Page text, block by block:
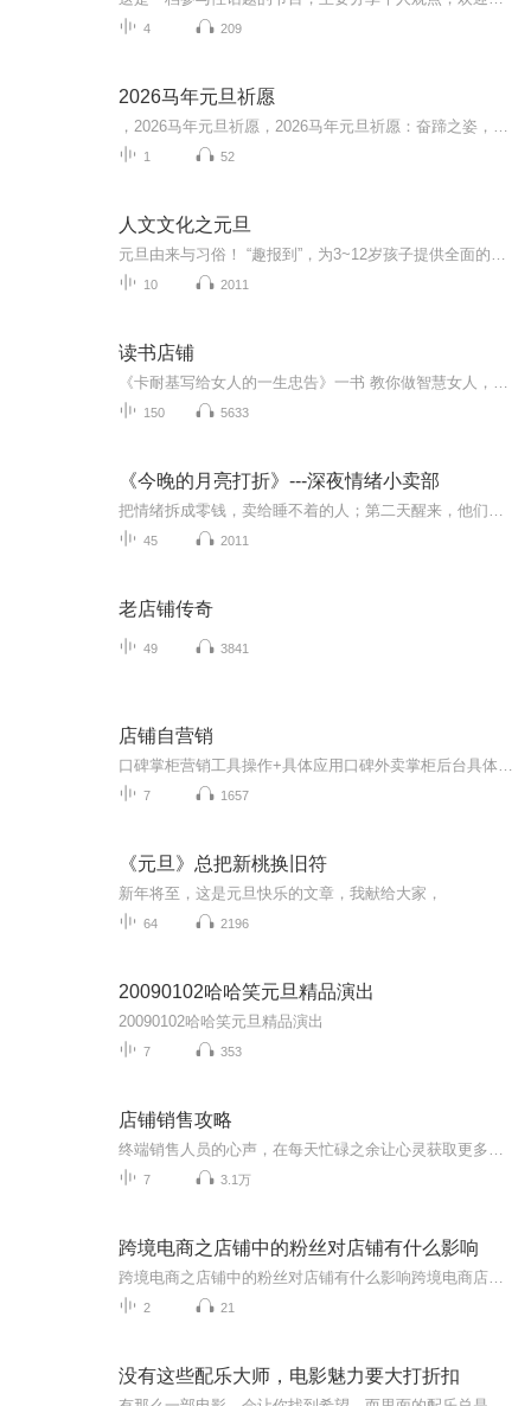
4 209
2026马年元旦祈愿
1 52
人文文化之元旦
10 2011
读书店铺
150 5633
《今晚的月亮打折》---深夜情绪小卖部
45 2011
老店铺传奇
49 3841
店铺自营销
7 1657
《元旦》总把新桃换旧符
新年将至，这是元旦快乐的文章，我献给大家，
64 2196
20090102哈哈笑元旦精品演出
20090102哈哈笑元旦精品演出
7 353
店铺销售攻略
7 3.1万
跨境电商之店铺中的粉丝对店铺有什么影响
2 21
没有这些配乐大师，电影魅力要大打折扣